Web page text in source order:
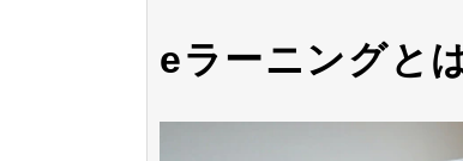
eラーニングと